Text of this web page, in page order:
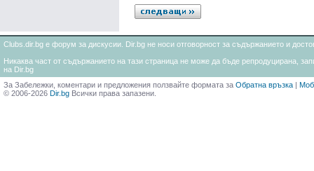
Clubs.dir.bg е форум за дискусии. Dir.bg не носи отговорност за съдържанието и
Никаква част от съдържанието на тази страница не може да бъде репродуцирана,
на Dir.bg
За Забележки, коментари и предложения ползвайте формата за Обратна връзка |
© 2006-2026 Dir.bg Всички права запазени.